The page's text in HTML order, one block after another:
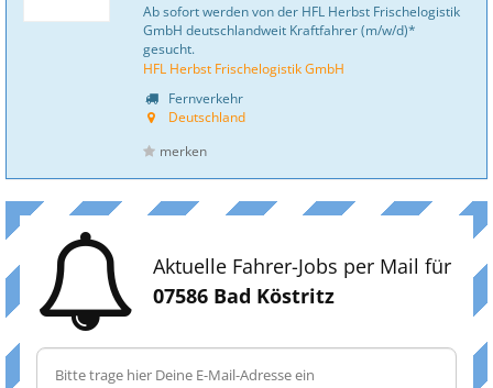
Ab sofort werden von der HFL Herbst Frischelogistik
GmbH deutschlandweit Kraftfahrer (m/w/d)*
gesucht.
HFL Herbst Frischelogistik GmbH
Fernverkehr
Deutschland
merken
Aktuelle Fahrer-Jobs per Mail für
07586 Bad Köstritz